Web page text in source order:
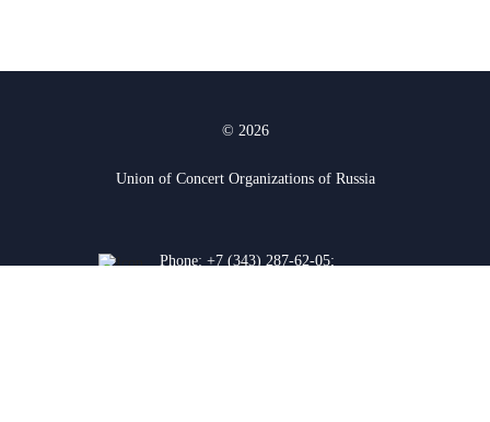
© 2026
Union of Concert Organizations of Russia
Phone: +7 (343) 287-62-05;